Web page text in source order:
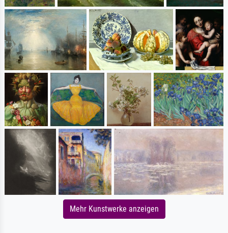
Mehr Kunstwerke anzeigen